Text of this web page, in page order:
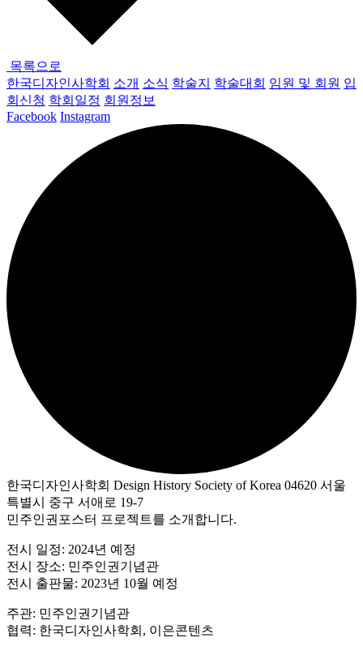
목록으로
한국디자인사학회 소개 소식 학술지 학술대회 임원 및 회원 입
회신청 학회일정 회원정보
Facebook Instagram
한국디자인사학회 Design History Society of Korea 04620 서울
특별시 중구 서애로 19-7
민주인권포스터 프로젝트를 소개합니다.
전시 일정: 2024년 예정
전시 장소: 민주인권기념관
전시 출판물: 2023년 10월 예정
주관: 민주인권기념관
협력: 한국디자인사학회, 이은콘텐츠